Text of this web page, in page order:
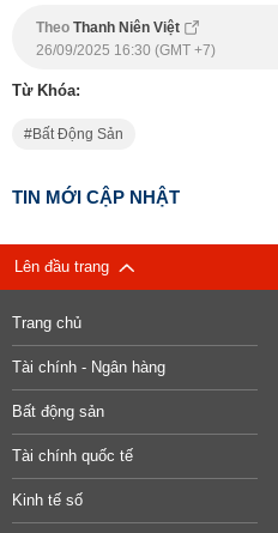
Theo Thanh Niên Việt
26/09/2025 16:30 (GMT +7)
Từ Khóa:
Bất Động Sản
TIN MỚI CẬP NHẬT
Lên đầu trang
Trang chủ
Tài chính - Ngân hàng
Bất động sản
Tài chính quốc tế
Kinh tế số